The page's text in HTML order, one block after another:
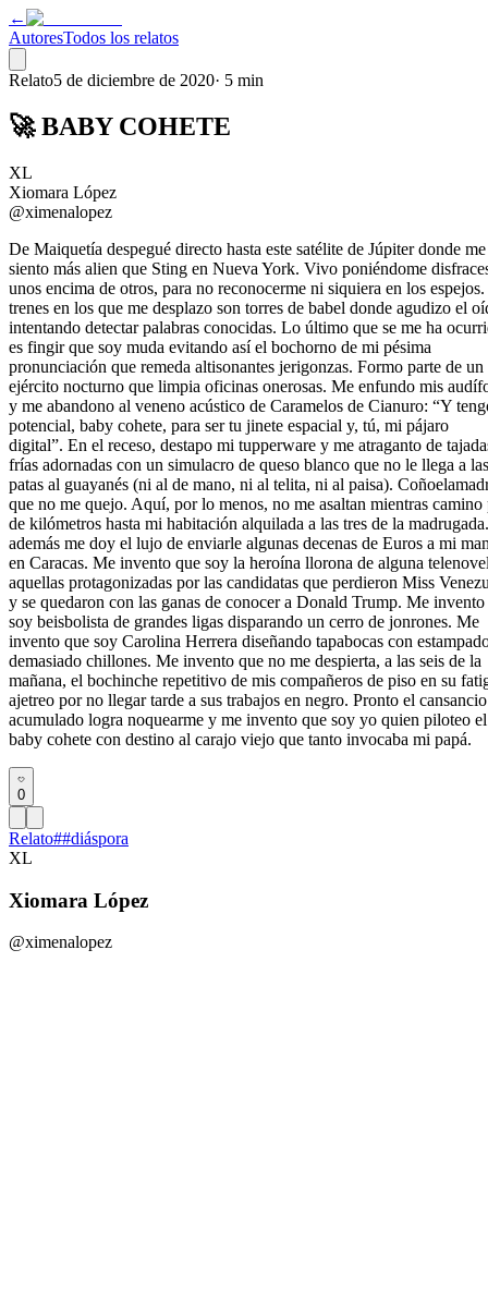
←
AutoresTodos los relatos
Relato5 de diciembre de 2020· 5 min
🚀 BABY COHETE
XL
Xiomara López
@ximenalopez
De Maiquetía despegué directo hasta este satélite de Júpiter donde me
siento más alien que Sting en Nueva York. Vivo poniéndome
unos encima de otros, para no reconocerme ni siquiera en los
trenes en los que me desplazo son torres de babel donde agudizo el
intentando detectar palabras conocidas. Lo último que se me ha
es fingir que soy muda evitando así el bochorno de mi pésima
pronunciación que remeda altisonantes jerigonzas. Formo parte de un
ejército nocturno que limpia oficinas onerosas. Me enfundo mis
y me abandono al veneno acústico de Caramelos de Cianuro: “Y
potencial, baby cohete, para ser tu jinete espacial y, tú, mi pájaro
digital”. En el receso, destapo mi tupperware y me atraganto de
frías adornadas con un simulacro de queso blanco que no le llega a las
patas al guayanés (ni al de mano, ni al telita, ni al paisa).
que no me quejo. Aquí, por lo menos, no me asaltan mientras camino
de kilómetros hasta mi habitación alquilada a las tres de la
además me doy el lujo de enviarle algunas decenas de Euros a mi
en Caracas. Me invento que soy la heroína llorona de alguna
aquellas protagonizadas por las candidatas que perdieron Miss
y se quedaron con las ganas de conocer a Donald Trump. Me invento
soy beisbolista de grandes ligas disparando un cerro de jonrones. Me
invento que soy Carolina Herrera diseñando tapabocas con
demasiado chillones. Me invento que no me despierta, a las seis de la
mañana, el bochinche repetitivo de mis compañeros de piso en su
ajetreo por no llegar tarde a sus trabajos en negro. Pronto el cansancio
acumulado logra noquearme y me invento que soy yo quien piloteo el
baby cohete con destino al carajo viejo que tanto invocaba mi papá.
0
Relato##diáspora
XL
Xiomara López
@ximenalopez